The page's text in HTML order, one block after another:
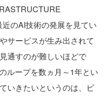
のAI技術の発展を見てい
サービスが生み出されて
通すのが難しいほどで
ループを数ヵ月～1年とい
いきたいというのは、ビ